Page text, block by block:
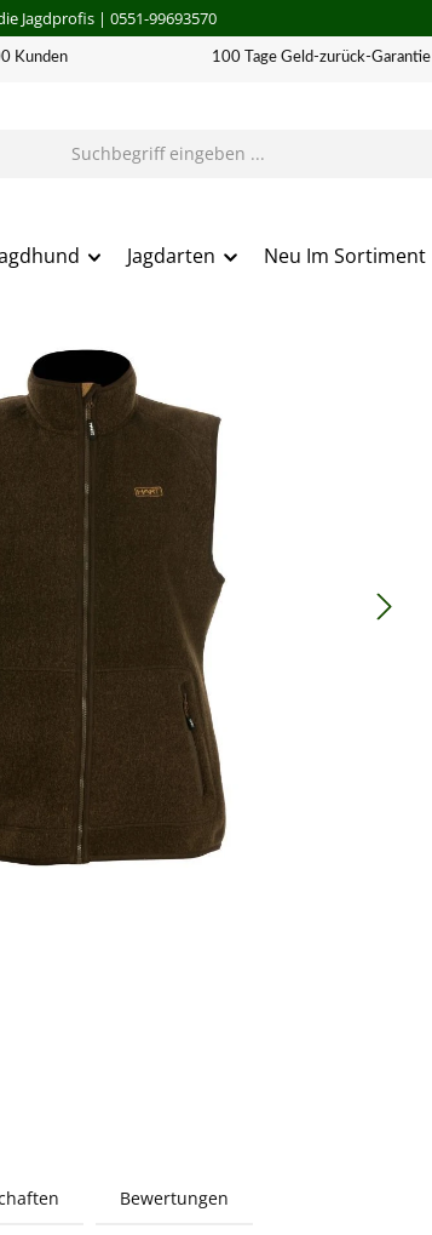
Jagdprofis| 0551-99693570
Kunden 100 Tage Geld-zurück-Garantie
Jagdarten Neu Im Sortiment
Bewertungen